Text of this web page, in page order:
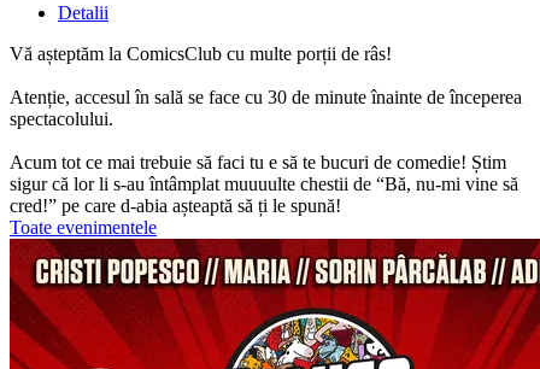
Detalii
Vă așteptăm la ComicsClub cu multe porții de râs!
Atenție, accesul în sală se face cu 30 de minute înainte de începerea
spectacolului.
Acum tot ce mai trebuie să faci tu e să te bucuri de comedie! Știm
sigur că lor li s-au întâmplat muuuulte chestii de “Bă, nu-mi vine să
cred!” pe care d-abia așteaptă să ți le spună!
Toate evenimentele